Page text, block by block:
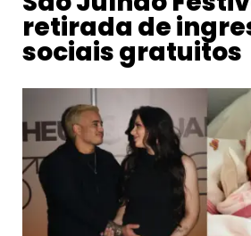
retirada de
sociais gratuitos